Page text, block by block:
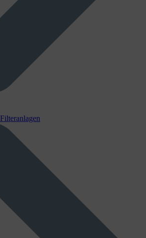
Filteranlagen